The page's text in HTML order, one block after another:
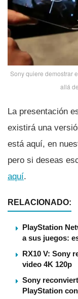
Sony quiere demostrar
allá
La presentación
existirá una
está aquí­, en
pero si deseas
aquí­.
RELACIONADO:
PlayStation
a sus juegos:
RX10 V: Sony
video 4K 120p
Sony
PlayStation